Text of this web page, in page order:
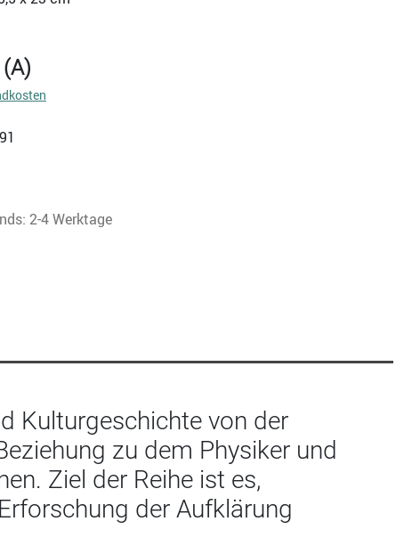
2-4 Werktage
Kulturgeschichte von der
zu dem Physiker und
Ziel der Reihe ist es,
der Aufklärung